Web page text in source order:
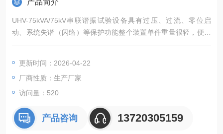
产品简介
UHV-75kVA/75kV串联谐振试验设备具有过压、过流、零位启
动、系统失谐（闪络）等保护功能整个装置单件重量很轻，便于
现场使用采用了DSP平台技术
更新时间：2026-04-22
厂商性质：生产厂家
访问量：520
产品咨询 13720305159